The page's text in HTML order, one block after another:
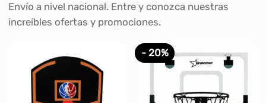
Envío a nivel nacional. Entre y conozca nuestras
increíbles ofertas y promociones.
- 20%